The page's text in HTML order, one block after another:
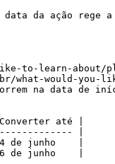
da ação rege a
to-learn-about/
what-would-
na data de
até |
|
de junho    |
de junho    |